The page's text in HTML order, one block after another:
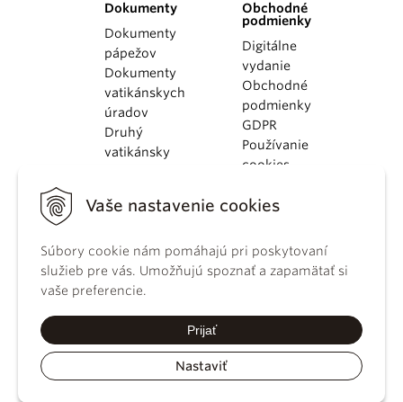
Vaše nastavenie cookies
Súbory cookie nám pomáhajú pri poskytovaní
služieb pre vás. Umožňujú spoznať a zapamätať si
vaše preferencie.
Prijať
Nastaviť
Dokumenty
Dokumenty
pápežov
Dokumenty
vatikánskych
úradov
Druhý
vatikánsky
KBS
kánonického
práva
Katechizmus
Obchodné
podmienky
Digitálne
vydanie
Obchodné
podmienky
GDPR
Používanie
cookies